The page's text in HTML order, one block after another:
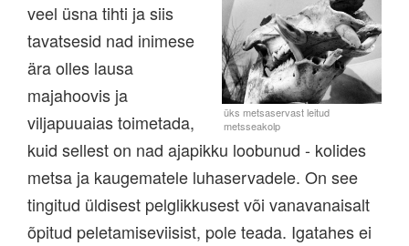
veel üsna tihti ja siis
tavatsesid nad inimese
ära olles lausa
majahoovis ja
viljapuuaias toimetada,
kuid sellest on nad ajapikku loobunud - kolides
metsa ja kaugematele luhaservadele. On see
tingitud üldisest pelglikkusest või vanavanaisalt
õpitud peletamiseviisist, pole teada. Igatahes ei